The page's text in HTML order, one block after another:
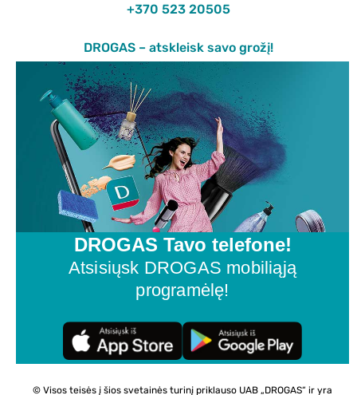
+370 523 20505
DROGAS – atskleisk savo grožį!
DROGAS Tavo telefone!
Atsisiųsk DROGAS mobiliąją
programėlę!
© Visos teisės į šios svetainės turinį priklauso UAB „DROGAS“ ir yra